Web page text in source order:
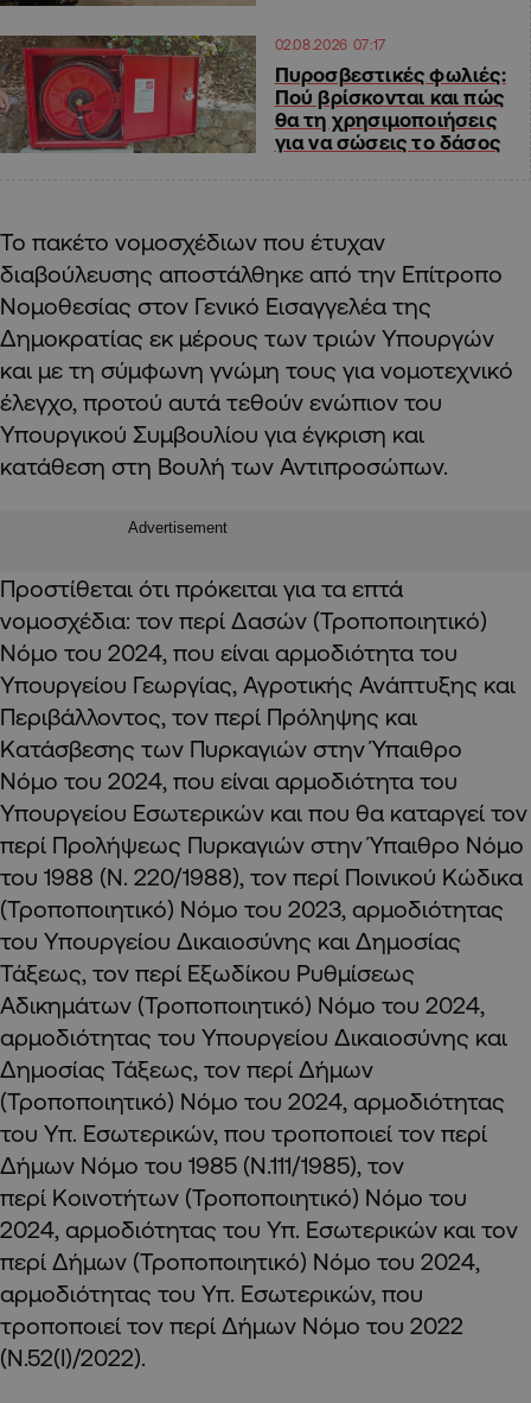
02.08.2026 07:17
Πυροσβεστικές φωλιές:
Πού βρίσκονται και πώς
θα τη χρησιμοποιήσεις
για να σώσεις το δάσος
Το πακέτο νομοσχέδιων που έτυχαν
διαβούλευσης αποστάλθηκε από την Επίτροπο
Νομοθεσίας στον Γενικό Εισαγγελέα της
Δημοκρατίας εκ μέρους των τριών Υπουργών
και με τη σύμφωνη γνώμη τους για νομοτεχνικό
έλεγχο, προτού αυτά τεθούν ενώπιον του
Υπουργικού Συμβουλίου για έγκριση και
κατάθεση στη Βουλή των Αντιπροσώπων.
Advertisement
Προστίθεται ότι πρόκειται για τα επτά
νομοσχέδια: τον περί Δασών (Τροποποιητικό)
Νόμο του 2024, που είναι αρμοδιότητα του
Υπουργείου Γεωργίας, Αγροτικής Ανάπτυξης και
Περιβάλλοντος, τον περί Πρόληψης και
Κατάσβεσης των Πυρκαγιών στην Ύπαιθρο
Νόμο του 2024, που είναι αρμοδιότητα του
Υπουργείου Εσωτερικών και που θα καταργεί τον
περί Προλήψεως Πυρκαγιών στην Ύπαιθρο Νόμο
του 1988 (Ν. 220/1988), τον περί Ποινικού Κώδικα
(Τροποποιητικό) Νόμο του 2023, αρμοδιότητας
του Υπουργείου Δικαιοσύνης και Δημοσίας
Τάξεως, τον περί Εξωδίκου Ρυθμίσεως
Αδικημάτων (Τροποποιητικό) Νόμο του 2024,
αρμοδιότητας του Υπουργείου Δικαιοσύνης και
Δημοσίας Τάξεως, τον περί Δήμων
(Τροποποιητικό) Νόμο του 2024, αρμοδιότητας
του Υπ. Εσωτερικών, που τροποποιεί τον περί
Δήμων Νόμο του 1985 (Ν.111/1985), τον
περί Κοινοτήτων (Τροποποιητικό) Νόμο του
2024, αρμοδιότητας του Υπ. Εσωτερικών και τον
περί Δήμων (Τροποποιητικό) Νόμο του 2024,
αρμοδιότητας του Υπ. Εσωτερικών, που
τροποποιεί τον περί Δήμων Νόμο του 2022
(Ν.52(Ι)/2022).